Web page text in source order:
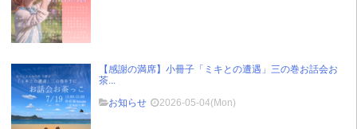
【感謝の満席】小冊子「ミキとの遭遇」三の巻お話会お
茶...
お知らせ
2026-05-04(Mon)